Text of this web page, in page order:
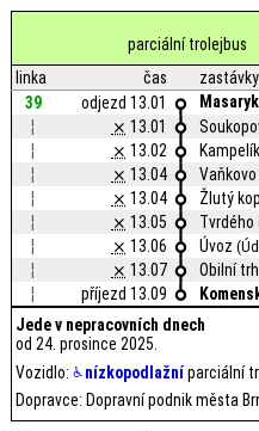
parciální trolejbus
linka čas zastávky
39
odjezd 13.01
¦
⨯ 13.01
¦
⨯ 13.02
¦
⨯ 13.04
¦
⨯ 13.04 Žlutý
¦
⨯ 13.05 Tvrdého
¦
⨯ 13.06 Úvoz
¦
⨯ 13.07 Obilní trh
¦
příjezd 13.09
Jede v nepracovních dnech
od 24. prosince 2025.
Vozidlo: nízkopodlažníparciální
Dopravce: Dopravní podnik města